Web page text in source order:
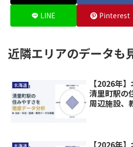
LINE Pinterest
近隣エリアのデータも
北海道
【2026年
清里町駅の
周辺施設、
【2026年